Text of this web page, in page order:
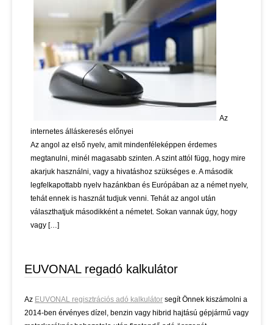
Az
internetes álláskeresés előnyei
Az angol az első nyelv, amit mindenféleképpen érdemes
megtanulni, minél magasabb szinten. A szint attól függ, hogy mire
akarjuk használni, vagy a hivatáshoz szükséges e. A második
legfelkapottabb nyelv hazánkban és Európában az a német nyelv,
tehát ennek is hasznát tudjuk venni. Tehát az angol után
választhatjuk másodikként a németet. Sokan vannak úgy, hogy
vagy […]
EUVONAL regadó kalkulátor
Az EUVONAL regisztrációs adó kalkulátor segít Önnek kiszámolni a
2014-ben érvényes dízel, benzin vagy hibrid hajtású gépjármű vagy